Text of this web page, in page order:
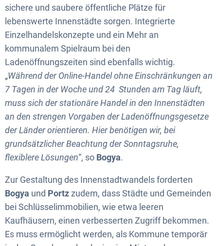
sichere und saubere öffentliche Plätze für
lebenswerte Innenstädte sorgen. Integrierte
Einzelhandelskonzepte und ein Mehr an
kommunalem Spielraum bei den
Ladenöffnungszeiten sind ebenfalls wichtig.
„Während der Online-Handel ohne Einschränkungen an
7 Tagen in der Woche und 24 Stunden am Tag läuft,
muss sich der stationäre Handel in den Innenstädten
an den strengen Vorgaben der Ladenöffnungsgesetze
der Länder orientieren. Hier benötigen wir, bei
grundsätzlicher Beachtung der Sonntagsruhe,
flexiblere Lösungen“, so Bogya.
Zur Gestaltung des Innenstadtwandels forderten
Bogya und Portzzudem, dass Städte und Gemeinden
bei Schlüsselimmobilien, wie etwa leeren
Kaufhäusern, einen verbesserten Zugriff bekommen.
Es muss ermöglicht werden, als Kommune temporär